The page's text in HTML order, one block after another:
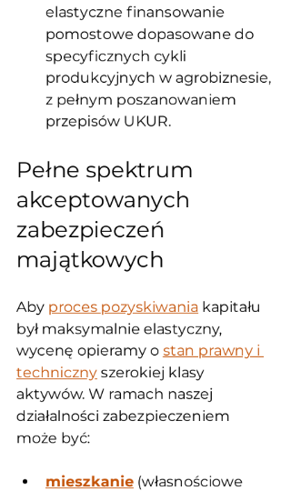
elastyczne finansowanie
pomostowe dopasowane do
specyficznych cykli
produkcyjnych w agrobiznesie,
z pełnym poszanowaniem
przepisów UKUR.
Pełne spektrum
akceptowanych
zabezpieczeń
majątkowych
Aby proces pozyskiwania kapitału
był maksymalnie elastyczny,
wycenę opieramy o stan prawny i
techniczny szerokiej klasy
aktywów. W ramach naszej
działalności zabezpieczeniem
może być:
mieszkanie (własnościowe